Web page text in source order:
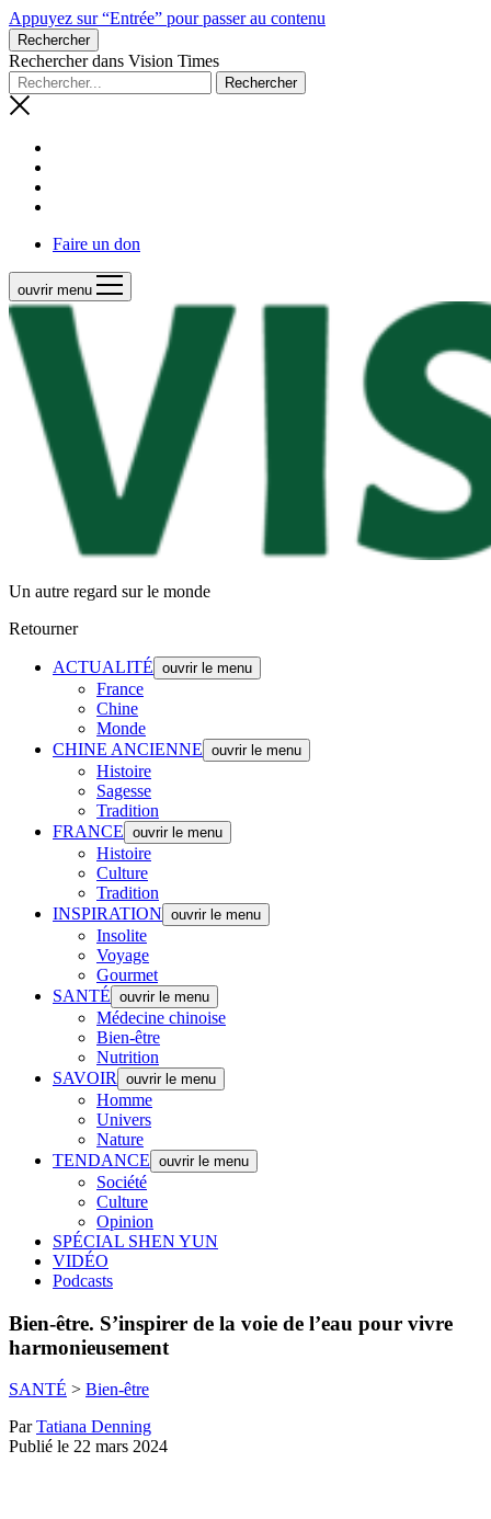
Appuyez sur “Entrée” pour passer au contenu
Rechercher
Rechercher dans Vision Times
Faire un don
ouvrir menu
Un autre regard sur le monde
Retourner
ACTUALITÉ ouvrir le menu
France
Chine
Monde
CHINE ANCIENNE ouvrir le menu
Histoire
Sagesse
Tradition
FRANCE ouvrir le menu
Histoire
Culture
Tradition
INSPIRATION ouvrir le menu
Insolite
Voyage
Gourmet
SANTÉ ouvrir le menu
Médecine chinoise
Bien-être
Nutrition
SAVOIR
ouvrir le menu
Homme
Univers
Nature
TENDANCE ouvrir le menu
Société
Culture
Opinion
SPÉCIAL SHEN YUN
VIDÉO
Podcasts
Bien-être. S’inspirer de la voie de l’eau pour vivre
harmonieusement
SANTÉ > Bien-être
ParTatiana Denning
Publié le 22 mars 2024